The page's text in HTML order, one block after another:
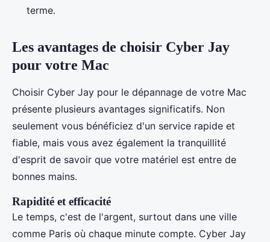
terme.
Les avantages de choisir Cyber Jay
pour votre Mac
Choisir Cyber Jay pour le dépannage de votre Mac
présente plusieurs avantages significatifs. Non
seulement vous bénéficiez d'un service rapide et
fiable, mais vous avez également la tranquillité
d'esprit de savoir que votre matériel est entre de
bonnes mains.
Rapidité et efficacité
Le temps, c'est de l'argent, surtout dans une ville
comme Paris où chaque minute compte. Cyber Jay